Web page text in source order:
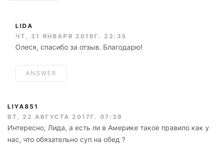
LIDA
ЧТ, 31 ЯНВАРЯ 2019Г. 23:35
Олеся, спасибо за отзыв. Благодарю!
ANSWER
LIYA851
ВТ, 22 АВГУСТА 2017Г. 07:39
Интересно, Лида, а есть ли в Америке такое правило как у
нас, что обязательно суп на обед ?